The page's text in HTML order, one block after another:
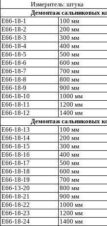
Измеритель: штука
Демонтаж сальниковых
Е66-18-1 100 мм
Е66-18-2
200 мм
Е66-18-3
300 мм
Е66-18-4 400 мм
Е66-18-5
500 мм
Е66-18-6
600 мм
Е66-18-7
700 мм
Е66-18-8
800 мм
Е66-18-9 900 мм
Е66-18-10
1000 мм
Е66-18-11
1200 мм
Е66-18-12
1400 мм
Демонтаж сальниковых
Е66-18-13
100 мм
Е66-18-14 200 мм
Е66-18-15
300 мм
Е66-18-16
400 мм
Е66-18-17
500 мм
Е66-18-18
600 мм
Е66-18-19
700 мм
Е66-13-20
800 мм
E66-18-21 900 мм
Е66-18-22
1000 мм
Е66-18-23 1200 мм
E66-18-24 1400 мм